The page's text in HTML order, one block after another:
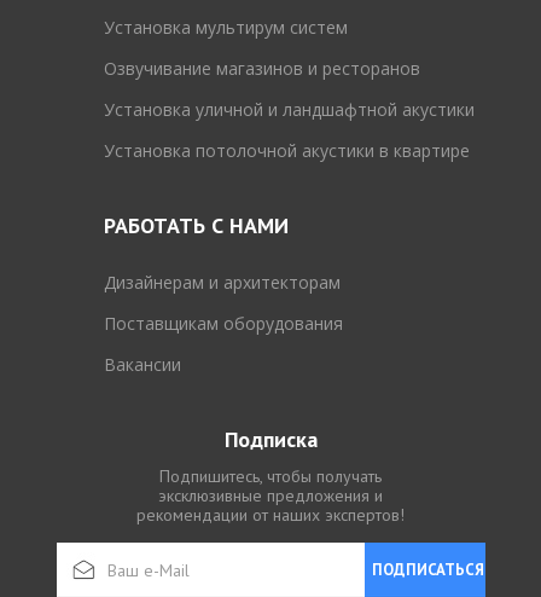
Установка мультирум систем
Озвучивание магазинов и ресторанов
Установка уличной и ландшафтной акустики
Установка потолочной акустики в квартире
РАБОТАТЬ С НАМИ
Дизайнерам и архитекторам
Поставщикам оборудования
Вакансии
Подписка
Подпишитесь, чтобы получать
эксклюзивные предложения и
рекомендации от наших экспертов!
ПОДПИСАТЬСЯ